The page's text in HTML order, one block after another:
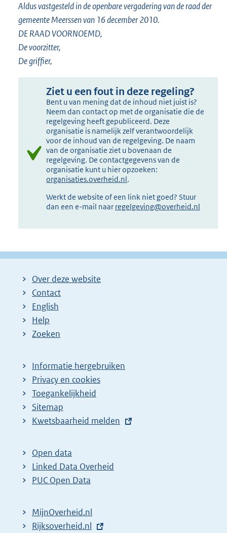
Aldus vastgesteld in de openbare vergadering van de raad der
gemeente Meerssen van 16 december 2010.
DE RAAD VOORNOEMD,
De voorzitter,
De griffier,
Ziet u een fout in deze regeling?
Bent u van mening dat de inhoud niet juist is?
Neem dan contact op met de organisatie die de
regelgeving heeft gepubliceerd. Deze
organisatie is namelijk zelf verantwoordelijk
voor de inhoud van de regelgeving. De naam
van de organisatie ziet u bovenaan de
regelgeving. De contactgegevens van de
organisatie kunt u hier opzoeken:
organisaties.overheid.nl.
Werkt de website of een link niet goed? Stuur
dan een e-mail naar regelgeving@overheid.nl
Over deze website
Contact
English
Help
Zoeken
Informatie hergebruiken
Privacy en cookies
Toegankelijkheid
Sitemap
E
t
e
r
l
i
Kwetsbaarheid melden
Open data
Linked Data Overheid
PUC Open Data
MijnOverheid.nl
E
Rijksoverheid.nl